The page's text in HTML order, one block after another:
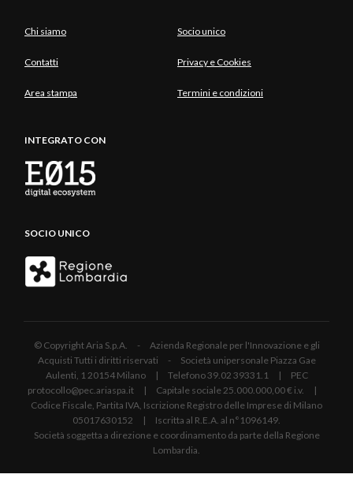
Chi siamo Socio unico
Contatti Privacy e Cookies
Area stampa Termini e condizioni
INTEGRATO CON
SOCIO UNICO
© Copyright Aria S.p.A. - Azienda Regionale per l'Innovazione e gli
Acquisti Tutti i diritti riservati - Società unipersonale Piazza Gae
Aulenti, 1 20154 Milano | Telefono 39.02 39331.1 | PEC
protocollo@pec.ariaspa.it | Capitale sociale 25.000.000,00 € i.v. |
Codice Fiscale, Partita IVA, Iscrizione Registro delle Imprese di Milano
05017630152 | Iscritta al R.E.A. al n°1096149.
Società soggetta a direzione e coordinamento da parte della Regione
Lombardia.